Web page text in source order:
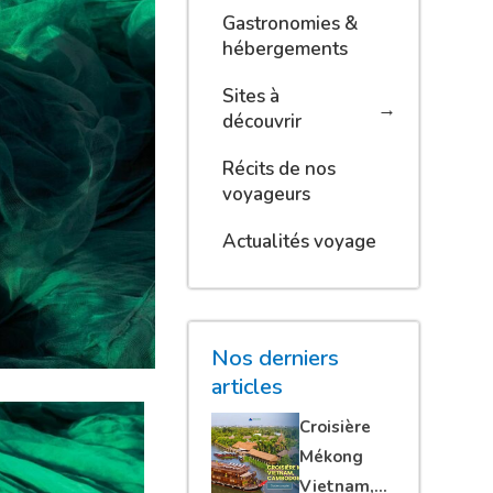
Gastronomies &
hébergements
Sites à
découvrir
Récits de nos
voyageurs
Actualités voyage
Nos derniers
articles
Croisière
Mékong
Vietnam,